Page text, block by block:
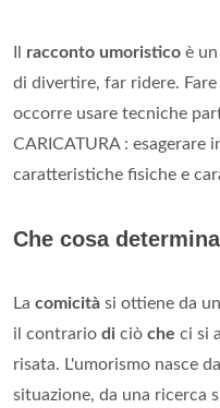
racconto umoristico è
di divertire, far ridere.
occorre usare tecniche
CARICATURA :
caratteristiche fisiche e
Che cosa
La comicità si ottiene da
il contrario di ciò che ci si
risata. L'umorismo nasce
situazione, da una ricerca